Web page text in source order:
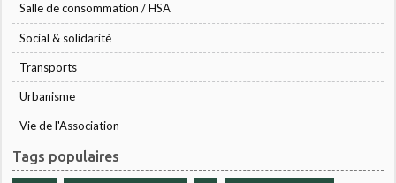
Salle de consommation / HSA
Social & solidarité
Transports
Urbanisme
Vie de l'Association
Tags populaires